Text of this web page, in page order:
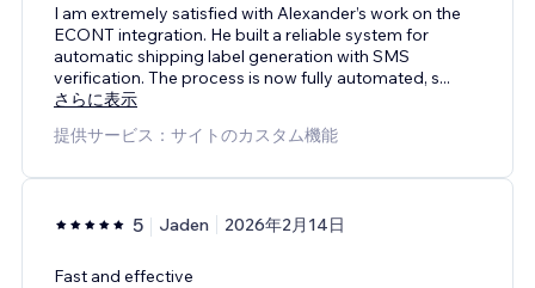
I am extremely satisfied with Alexander’s work on the
ECONT integration. He built a reliable system for
automatic shipping label generation with SMS
verification. The process is now fully automated, s...
さらに表示
提供サービス：サイトのカスタム機能
5 Jaden 2026年2月14日
Fast and effective